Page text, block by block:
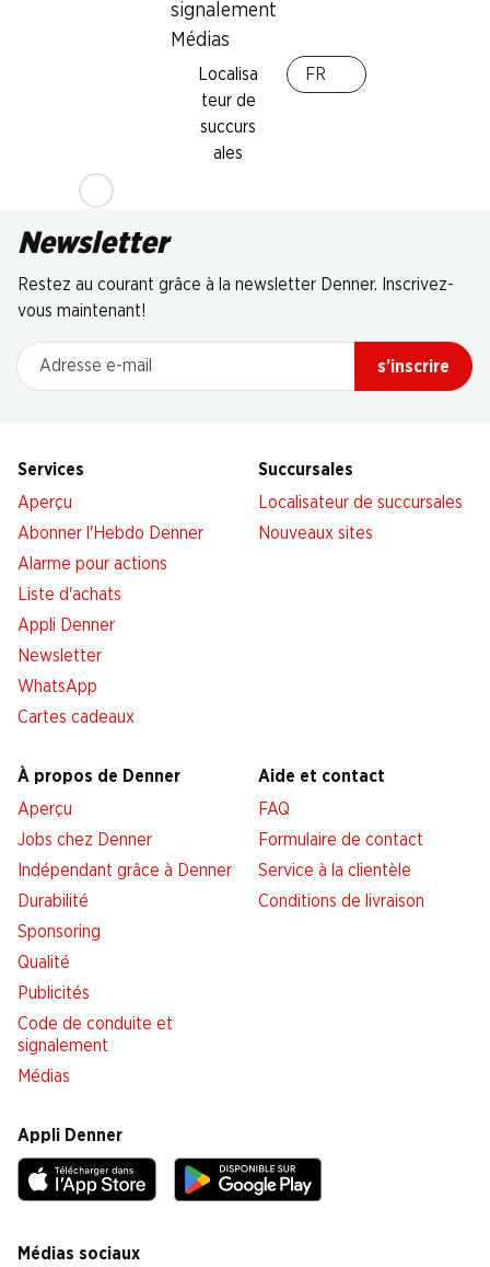
signalement
Médias
Localisa
teur de
succurs
ales
FR
Newsletter
Restez au courant grâce à la newsletter Denner. Inscrivez-
vous maintenant!
Adresse e-mail
s’inscrire
Services
Aperçu
Abonner l'Hebdo Denner
Alarme pour actions
Liste d'achats
Appli Denner
Newsletter
WhatsApp
Cartes cadeaux
Succursales
Localisateur de succursales
Nouveaux sites
À propos de Denner
Aperçu
Jobs chez Denner
Indépendant grâce à Denner
Durabilité
Sponsoring
Qualité
Publicités
Code de conduite et
signalement
Médias
Aide et contact
FAQ
Formulaire de contact
Service à la clientèle
Conditions de livraison
Appli Denner
Médias sociaux